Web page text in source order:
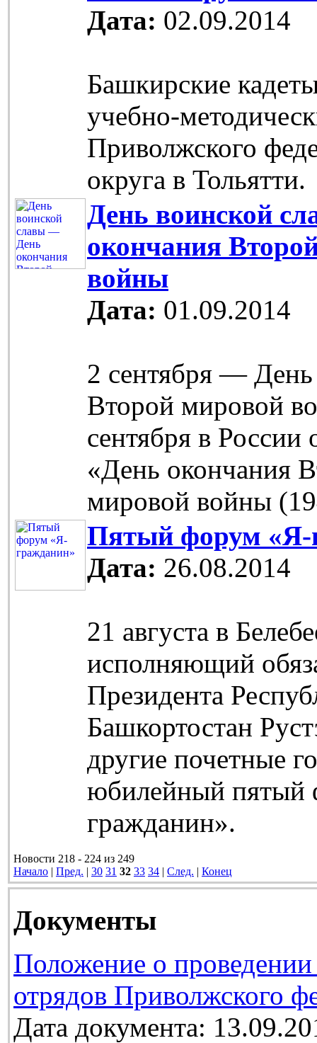
Дата: 02.09.2014
Башкирские
учебно-
Приволжского
округа в Тольятти.
День воинской
окончания
войны
Дата: 01.09.2014
2 сентября —
Второй мировой
сентября в России
«День окончания
мировой войны
Пятый форум «Я-
Дата: 26.08.2014
21 августа в
исполняющий
Президента
Башкортостан
другие почетные
юбилейный пятый
гражданин».
Новости 218 - 224 из 249
Начало | Пред. | 30 31 32 33 34 | След. | Конец
Документы
Положение о
отрядов Приволжского
Дата документа: